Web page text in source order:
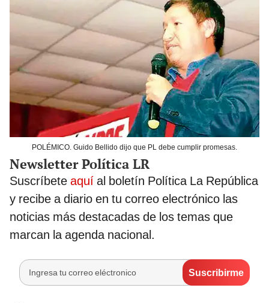
POLÉMICO. Guido Bellido dijo que PL debe cumplir promesas.
Newsletter Política LR
Suscríbete aquí al boletín Política La República
y recibe a diario en tu correo electrónico las
noticias más destacadas de los temas que
marcan la agenda nacional.